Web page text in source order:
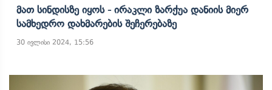
Მათ Სინდისზე Იყოს - Ირაკლი Ზარქუა Დანიის Მიერ
Სამხედრო Დახმარების Შეჩერებაზე
30 ივლისი 2024, 15:56